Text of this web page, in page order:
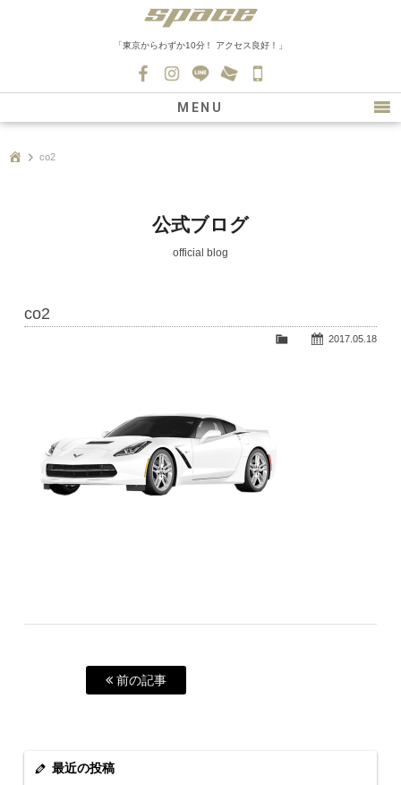
「東京からわずか10分！ アクセス良好！」
0139
MENU
新車情報
在庫車情報
co2
公式ブログ
official blog
co2
2017.05.18
前の記事
最近の投稿